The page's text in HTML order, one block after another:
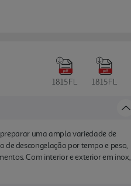
1815FL 1815FL
uma ampla variedade de
de descongelação por tempo e peso,
Com interior e exterior em inox,